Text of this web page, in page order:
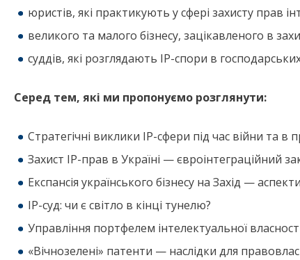
юристів, які практикують у сфері захисту прав
великого та малого бізнесу, зацікавленого в
суддів, які розглядають ІР-спори в
Серед тем, які ми пропонуємо розглянути:
Стратегічні виклики ІР-сфери під час війни та в
Захист ІР-прав в Україні — євроінтеграційний
Експансія українського бізнесу на Захід —
ІР-суд: чи є світло в кінці тунелю?
Управління портфелем інтелектуальної
«Вічнозелені» патенти — наслідки для